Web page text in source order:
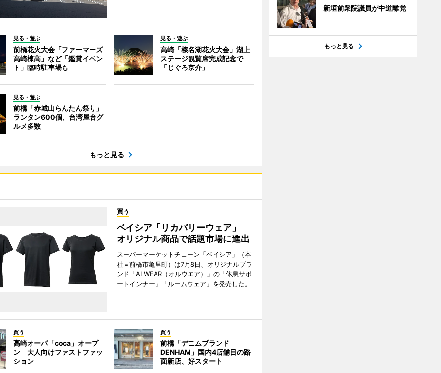
見る・遊ぶ
前橋花火大会「ファーマーズ
高崎棟高」など「鑑賞イベン
ト」臨時駐車場も
見る・遊ぶ
高崎「榛名湖花火大会」湖上
ステージ観覧席完成記念で
「じぐろ京介」
見る・遊ぶ
前橋「赤城山らんたん祭り」
ランタン600個、台湾屋台グ
ルメ多数
もっと見る
買う
ベイシア「リカバリーウェア」
オリジナル商品で話題市場に進出
スーパーマーケットチェーン「ベイシア」（本
社＝前橋市亀里町）は7月8日、オリジナルブラ
ンド「ALWEAR（オルウエア）」の「休息サポ
ートインナー」「ルームウェア」を発売した。
買う
高崎オーパ「coca」オープ
ン 大人向けファストファッ
ション
買う
前橋「デニムブランド
DENHAM」国内4店舗目の路
面新店、好スタート
新垣前衆院議員が中道離党
もっと見る